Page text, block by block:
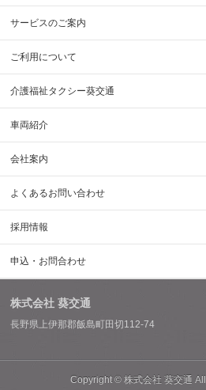
サービスのご案内
ご利用について
介護福祉タクシー葵交通
車両紹介
会社案内
よくあるお問い合わせ
採用情報
申込・お問合わせ
株式会社 葵交通
長野県上伊那郡飯島町田切112-74
Copyright ©株式会社 葵交通